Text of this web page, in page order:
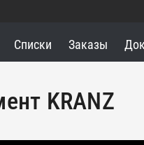
Списки Заказы
KRANZ